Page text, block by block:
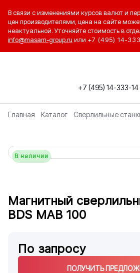
В связи с изменениями курсов валют и
цен производителями, цена на сайте
неактуальной. Уточняйте стоимость в
info@masam-group.ru или +7 (495)
+7 (495) 14-333-14
Главная Каталог Сверлильные
В наличии
Магнитный
BDS MAB 100
По запросу
ПОЛУЧИТЬ